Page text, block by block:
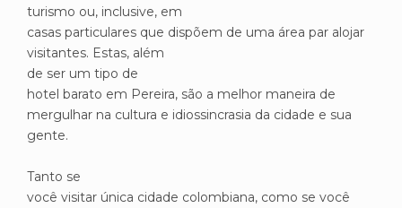
turismo ou, inclusive, em
casas particulares que dispõem de uma área par alojar
visitantes. Estas, além
de ser um tipo de
hotel barato em Pereira, são a melhor maneira de
mergulhar na cultura e idiossincrasia da cidade e sua
gente.
Tanto se
você visitar única cidade colombiana, como se você